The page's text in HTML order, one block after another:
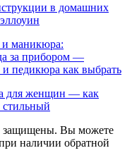
в домашних
и маникюра:
за прибором —
педикюра как выбрать
для женщин — как
стильный
защищены. Вы можете
наличии обратной